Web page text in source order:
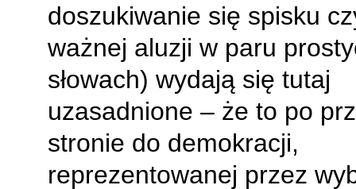
doszukiwanie się spisku
ważnej aluzji w paru
słowach) wydają się tutaj
uzasadnione – że to po
stronie do demokracji,
reprezentowanej przez